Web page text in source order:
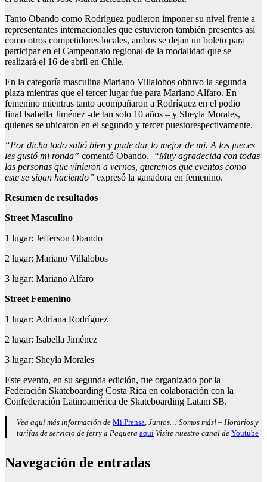
Tanto Obando como Rodríguez pudieron imponer su nivel frente a
representantes internacionales que estuvieron también presentes así
como otros competidores locales, ambos se dejan un boleto para
participar en el Campeonato regional de la modalidad que se
realizará el 16 de abril en Chile.
En la categoría masculina Mariano Villalobos obtuvo la segunda
plaza mientras que el tercer lugar fue para Mariano Alfaro. En
femenino mientras tanto acompañaron a Rodríguez en el podio
final Isabella Jiménez -de tan solo 10 años – y Sheyla Morales,
quienes se ubicaron en el segundo y tercer puestorespectivamente.
“Por dicha todo salió bien y pude dar lo mejor de mi. A los jueces
les gustó mi ronda” comentó Obando.
“Muy agradecida con todas
las personas que vinieron a vernos, queremos que eventos como
este se sigan haciendo” expresó la ganadora en femenino.
Resumen de resultados
Street Masculino
1 lugar: Jefferson Obando
2 lugar: Mariano Villalobos
3 lugar: Mariano Alfaro
StreetFemenino
1 lugar: Adriana Rodríguez
2 lugar: Isabella Jiménez
3 lugar: Sheyla Morales
Este evento, en su segunda edición, fue organizado por la
Federación Skateboarding Costa Rica en colaboración con la
Confederación Latinoamérica de Skateboarding Latam SB.
Vea aquí más información de Mi Prensa, Juntos… Somos más! – Horarios y
tarifas de servicio de ferry a Paquera aquí Visite nuestro canal de Youtube
Navegación de entradas